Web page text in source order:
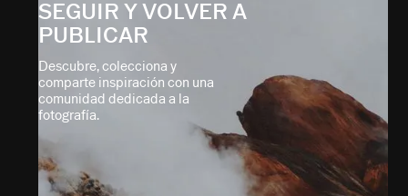
SEGUIR Y VOLVER A
PUBLICAR
Descubre, colecciona y
comparte inspiración con una
comunidad dedicada a la
fotografía.